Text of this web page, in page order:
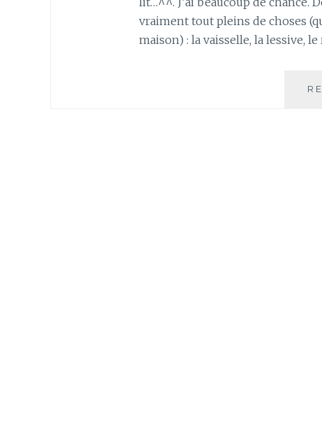
vraiment tout pleins de choses
maison) : la vaisselle, la lessive,